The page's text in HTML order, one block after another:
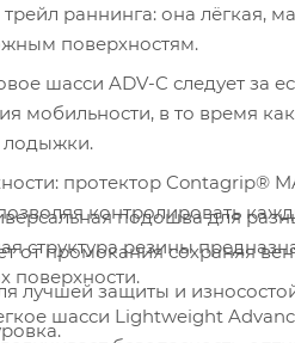
раннинга: она лёгкая,
поверхностям.
шасси ADV-C следует за
мобильности, в то время
лодыжки.
протектор Contagrip®
контролировать
от промокания сохраняя
лучшей защиты и
подошва для
структура резины
поверхности.
шасси Lightweight